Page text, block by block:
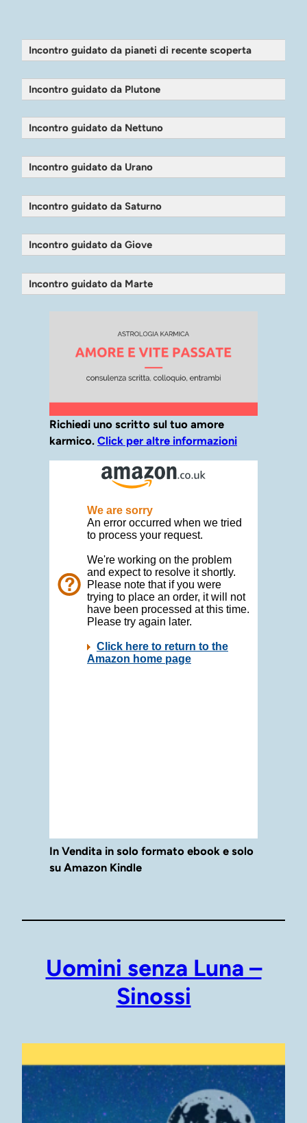
Incontro guidato da pianeti di recente scoperta
Incontro guidato da Plutone
Incontro guidato da Nettuno
Incontro guidato da Urano
Incontro guidato da Saturno
Incontro guidato da Giove
Incontro guidato da Marte
Richiedi uno scritto sul tuo amore
karmico. Click per altre informazioni
In Vendita in solo formato ebook e solo
su Amazon Kindle
Uomini senza Luna –
Sinossi